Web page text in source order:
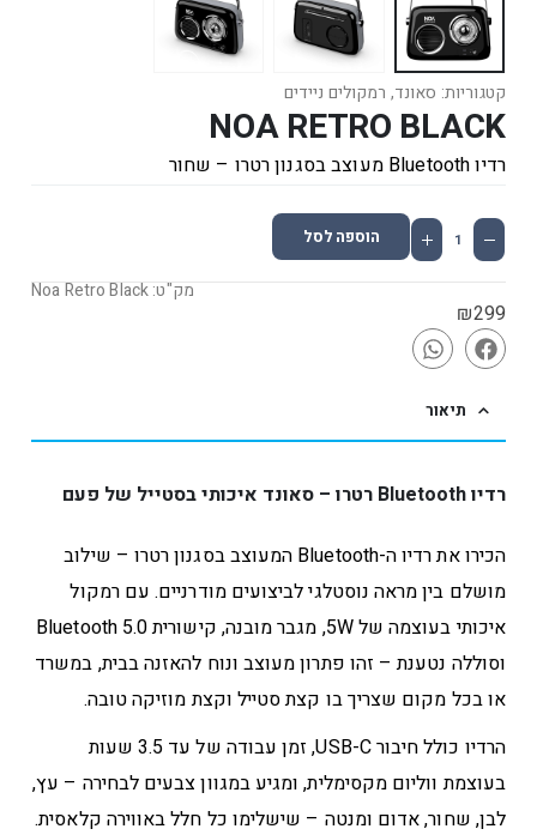
קטגוריות: סאונד, רמקולים ניידים
NOA RETRO BLACK
רדיו Bluetooth מעוצב בסגנון רטרו – שחור
₪299
מק"ט: Noa Retro Black
הוספה לסל
תיאור
רדיו Bluetooth רטרו – סאונד איכותי בסטייל של פעם
הכירו את רדיו ה-Bluetooth המעוצב בסגנון רטרו – שילוב
מושלם בין מראה נוסטלגי לביצועים מודרניים. עם רמקול
איכותי בעוצמה של 5W, מגבר מובנה, קישורית Bluetooth 5.0
וסוללה נטענת – זהו פתרון מעוצב ונוח להאזנה בבית, במשרד
או בכל מקום שצריך בו קצת סטייל וקצת מוזיקה טובה.
הרדיו כולל חיבור USB-C, זמן עבודה של עד 3.5 שעות
בעוצמת ווליום מקסימלית, ומגיע במגוון צבעים לבחירה – עץ,
לבן, שחור, אדום ומנטה – שישלימו כל חלל באווירה קלאסית.